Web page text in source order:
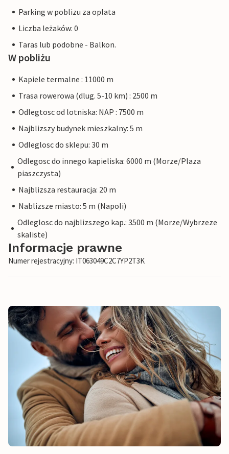
Parking w poblizu za oplata
Liczba leżaków: 0
Taras lub podobne - Balkon.
W pobliżu
Kapiele termalne : 11000 m
Trasa rowerowa (dlug. 5-10 km) : 2500 m
Odlegtosc od lotniska: NAP : 7500 m
Najblizszy budynek mieszkalny: 5 m
Odleglosc do sklepu: 30 m
Odlegosc do innego kapieliska: 6000 m (Morze/Plaza
piaszczysta)
Najblizsza restauracja: 20 m
Nablizsze miasto: 5 m (Napoli)
Odleglosc do najblizszego kap.: 3500 m (Morze/Wybrzeze
skaliste)
Informacje prawne
Numer rejestracyjny: IT063049C2C7YP2T3K